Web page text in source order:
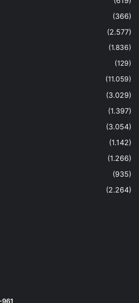
(366)
(2.577)
(1.836)
(129)
(11.059)
(3.029)
(1.397)
(3.054)
(1.142)
(1.266)
(935)
(2.264)